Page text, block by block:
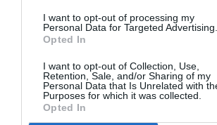
I want to opt-out of processing my
Personal Data for Targeted Advertising.
Opted In
I want to opt-out of Collection, Use,
Retention, Sale, and/or Sharing of my
Personal Data that Is Unrelated with
Purposes for which it was collected.
Opted In
καθημερινά . Μάλιστα στη Γιορτή
Ευχαριστιών και τα
Δείτε τη σχετική ανάρτηση: